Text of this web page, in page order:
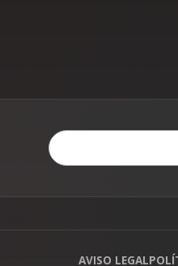
AVISO LEGAL